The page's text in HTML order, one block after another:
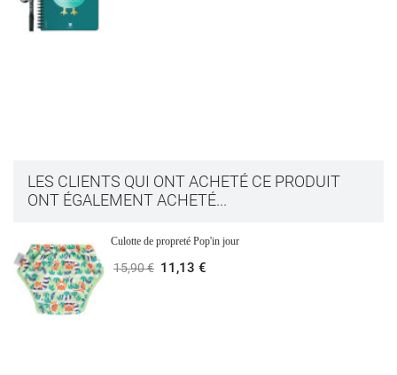
LES CLIENTS QUI ONT ACHETÉ CE PRODUIT
ONT ÉGALEMENT ACHETÉ...
Culotte de propreté Pop'in jour
15,90 € 11,13 €